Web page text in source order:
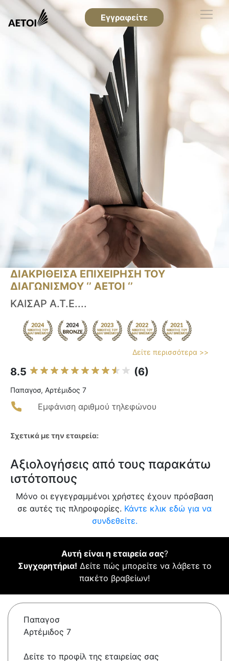
Εγγραφείτε
ΔΙΑΚΡΙΘΕΙΣΑ ΕΠΙΧΕΙΡΗΣΗ ΤΟΥ
ΔΙΑΓΩΝΙΣΜΟΥ ‘’ ΑΕΤΟΙ ‘’
ΚΑΙΣΑΡ Α.Τ.Ε....
Δείτε περισσότερα >>
8.5 (6)
Παπαγοσ, Αρτέμιδος 7
Εμφάνιση αριθμού τηλεφώνου
Σχετικά με την εταιρεία:
Αξιολογήσεις από τους παρακάτω
ιστότοπους
Μόνο οι εγγεγραμμένοι χρήστες έχουν πρόσβαση
σε αυτές τις πληροφορίες. Κάντε κλικ εδώ για να
συνδεθείτε.
Αυτή είναι η εταιρεία σας?
Συγχαρητήρια! Δείτε πώς μπορείτε να λάβετε το
πακέτο βραβείων!
Παπαγοσ
Αρτέμιδος 7
Δείτε το προφίλ της εταιρείας σας